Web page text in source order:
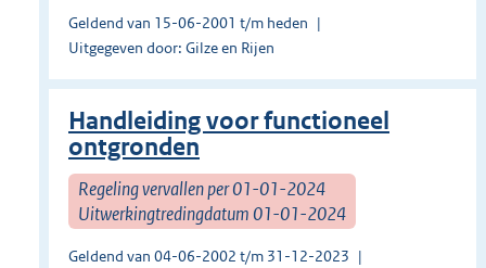
Geldend van 15-06-2001 t/m heden
Uitgegeven door: Gilze en Rijen
Handleiding voor functioneel
ontgronden
Regeling vervallen per 01-01-2024
Uitwerkingtredingdatum 01-01-2024
Geldend van 04-06-2002 t/m 31-12-2023